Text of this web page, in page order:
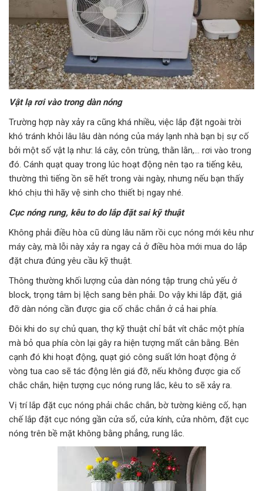
Vật lạ rơi vào trong dàn nóng
Trường hợp này xảy ra cũng khá nhiều, việc lắp đặt ngoài trời
khó tránh khỏi lâu lâu dàn nóng của máy lạnh nhà bạn bị sự cố
bởi một số vật lạ như: lá cây, côn trùng, thằn lằn,… rơi vào trong
đó. Cánh quạt quay trong lúc hoạt động nên tạo ra tiếng kêu,
thường thì tiếng ồn sẽ hết trong vài ngày, nhưng nếu bạn thấy
khó chịu thì hãy vệ sinh cho thiết bị ngay nhé.
Cục nóng rung, kêu to do lắp đặt sai kỹ thuật
Không phải điều hòa cũ dùng lâu năm rồi cục nóng mới kêu như
máy cày, mà lỗi này xảy ra ngay cả ở điều hòa mới mua do lắp
đặt chưa đúng yêu cầu kỹ thuật.
Thông thường khối lượng của dàn nóng tập trung chủ yếu ở
block, trọng tâm bị lệch sang bên phải. Do vậy khi lắp đặt, giá
đỡ dàn nóng cần được gia cố chắc chắn ở cả hai phía.
Đôi khi do sự chủ quan, thợ kỹ thuật chỉ bắt vít chắc một phía
mà bỏ qua phía còn lại gây ra hiện tượng mất cân bằng. Bên
cạnh đó khi hoạt động, quạt gió công suất lớn hoạt động ở
vòng tua cao sẽ tác động lên giá đỡ, nếu không được gia cố
chắc chắn, hiện tượng cục nóng rung lắc, kêu to sẽ xảy ra.
Vị trí lắp đặt cục nóng phải chắc chắn, bờ tường kiêng cố, hạn
chế lắp đặt cục nóng gần cửa sổ, cửa kính, cửa nhôm, đặt cục
nóng trên bề mặt không bằng phẳng, rung lắc.